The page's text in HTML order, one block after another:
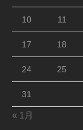
10 11
17 18
24 25
31
« 1月